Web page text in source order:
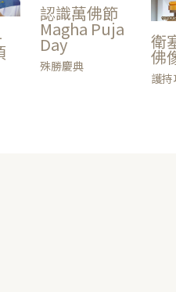
認識萬佛節
Magha Puja
Day
殊勝慶典
衛
佛
護持